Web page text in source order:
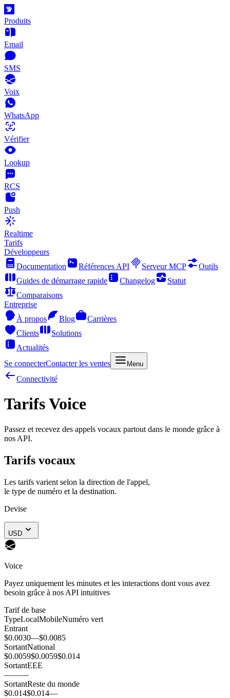
Produits
Email
SMS
Voix
WhatsApp
Vérifier
Lookup
RCS
Push
Realtime
Tarifs
Développeurs
Documentation
Références API Serveur MCP
Outils
Guides de démarrage rapide
Changelog
Statut
Comparaisons
Entreprise
À propos
Blog
Carrières
Clients
Solutions
Actualités
Se connecterContacter les ventes Menu
Connectivité
Tarifs Voice
Passez et recevez des appels vocaux partout dans le monde grâce à
nos API.
Tarifs vocaux
Les tarifs varient selon la direction de l'appel,
le type de numéro et la destination.
Devise
USD
Voice
Payez uniquement les minutes et les interactions dont vous avez
besoin grâce à nos API intuitives
Tarif de base
TypeLocalMobileNuméro vert
Entrant
$0.0030—$0.0085
SortantNational
$0.0059$0.0059$0.014
SortantEEE
———
SortantReste du monde
$0.014$0.014—